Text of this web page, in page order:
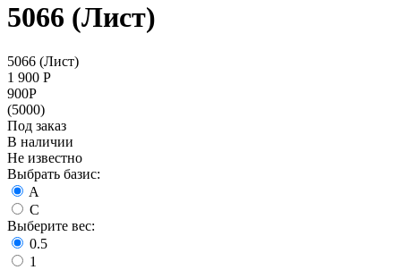
5066 (Лист)
5066 (Лист)
1 900 P
900P
(5000)
Под заказ
В наличии
Не известно
Выбрать базис:
A
C
Выберите вес:
0.5
1